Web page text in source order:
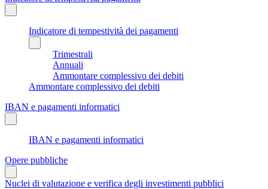
Indicatore di tempestività dei pagamenti
Trimestrali
Annuali
Ammontare complessivo dei debiti
Ammontare complessivo dei debiti
IBAN e pagamenti informatici
IBAN e pagamenti informatici
Opere pubbliche
Nuclei di valutazione e verifica degli investimenti pubblici